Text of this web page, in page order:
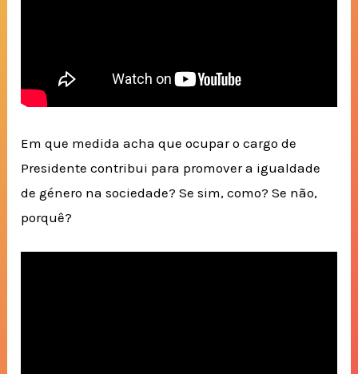
Em que medida acha que ocupar o cargo de
Presidente contribui para promover a igualdade
de género na sociedade? Se sim, como? Se não,
porquê?